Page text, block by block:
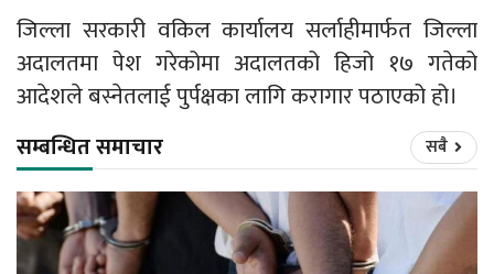
जिल्ला सरकारी वकिल कार्यालय सर्लाहीमार्फत जिल्ला
अदालतमा पेश गरेकोमा अदालतको हिजो १७ गतेको
आदेशले बस्नेतलाई पुर्पक्षका लागि करागार पठाएको हो।
सम्बन्धित समाचार सबै